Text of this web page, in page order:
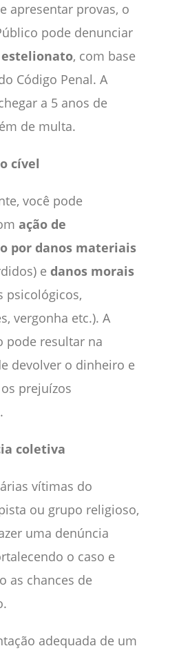
apresentar provas, o
pode denunciar
estelionato, com base
Código Penal. A
a 5 anos de
de multa.
cível
você pode
ação de
por danos materiais
e danos morais
psicológicos,
vergonha etc.). A
pode resultar na
devolver o dinheiro e
prejuízos
coletiva
vítimas do
ou grupo religioso,
uma denúncia
o caso e
as chances de
adequada de um